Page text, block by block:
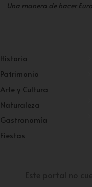
Una manera de hacer
Historia
Patrimonio
Arte y Cultura
Naturaleza
Gastronomía
Fiestas